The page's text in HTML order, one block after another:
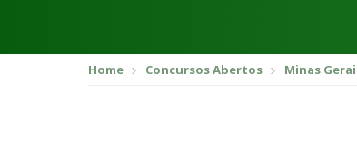
Home Concursos Abertos Minas